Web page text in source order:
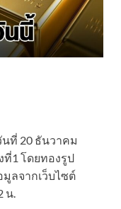
ที่ 20 ธันวาคม
ที่1 โดยทองรูป
ลจากเว็บไซต์
น.